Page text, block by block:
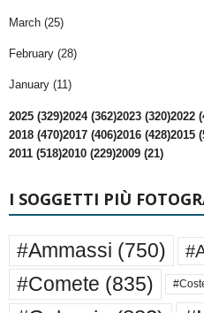
March (25)
February (28)
January (11)
2025 (329)2024 (362)2023 (320)2022
2018 (470)2017 (406)2016 (428)2015
2011 (518)2010 (229)2009 (21)
I SOGGETTI PIÙ
#Ammassi (750)
#Comete (835)